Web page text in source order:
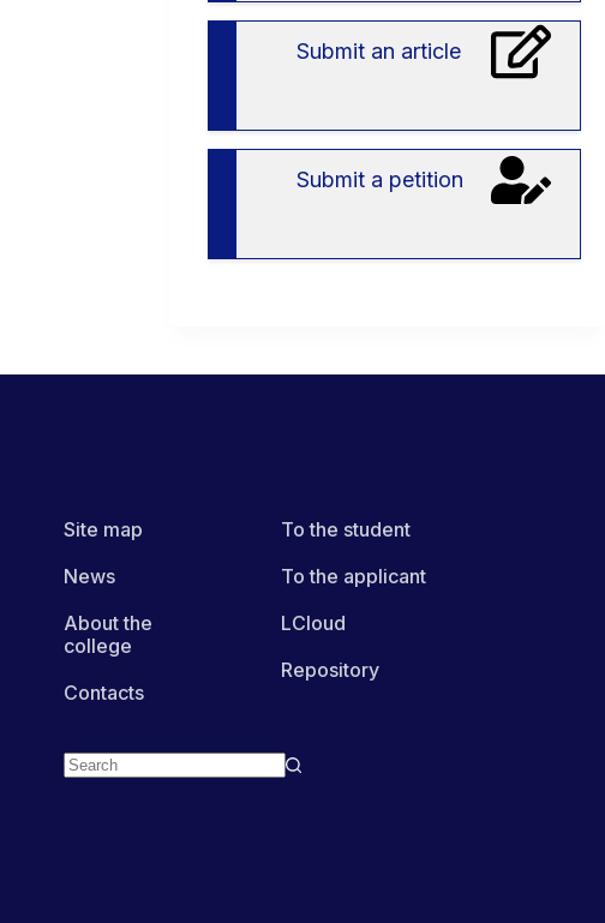
Submit an article
Submit a petition
Site map
News
About the
college
Contacts
To the student
To the applicant
LCloud
Repository